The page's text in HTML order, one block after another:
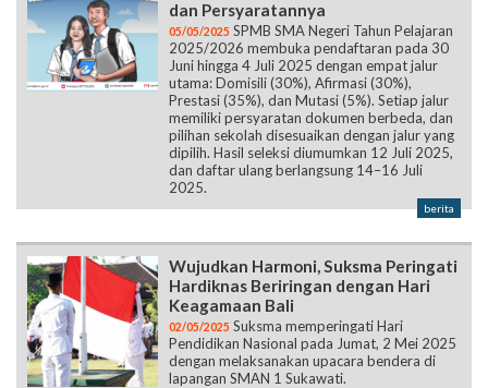
dan Persyaratannya
05/05/2025 SPMB SMA Negeri Tahun Pelajaran
2025/2026 membuka pendaftaran pada 30
Juni hingga 4 Juli 2025 dengan empat jalur
utama: Domisili (30%), Afirmasi (30%),
Prestasi (35%), dan Mutasi (5%). Setiap jalur
memiliki persyaratan dokumen berbeda, dan
pilihan sekolah disesuaikan dengan jalur yang
dipilih. Hasil seleksi diumumkan 12 Juli 2025,
dan daftar ulang berlangsung 14–16 Juli
2025.
berita
Wujudkan Harmoni, Suksma Peringati
Hardiknas Beriringan dengan Hari
Keagamaan Bali
02/05/2025 Suksma memperingati Hari
Pendidikan Nasional pada Jumat, 2 Mei 2025
dengan melaksanakan upacara bendera di
lapangan SMAN 1 Sukawati.